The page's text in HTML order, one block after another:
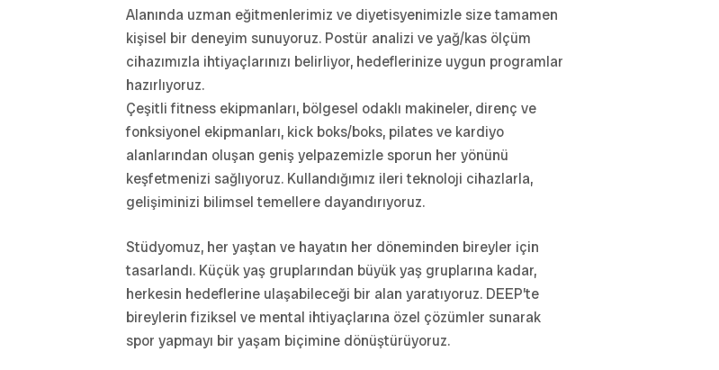
Alanında uzman eğitmenlerimiz ve diyetisyenimizle size tamamen
kişisel bir deneyim sunuyoruz. Postür analizi ve yağ/kas ölçüm
cihazımızla ihtiyaçlarınızı belirliyor, hedeflerinize uygun programlar
hazırlıyoruz.
Çeşitli fitness ekipmanları, bölgesel odaklı makineler, direnç ve
fonksiyonel ekipmanları, kick boks/boks, pilates ve kardiyo
alanlarından oluşan geniş yelpazemizle sporun her yönünü
keşfetmenizi sağlıyoruz. Kullandığımız ileri teknoloji cihazlarla,
gelişiminizi bilimsel temellere dayandırıyoruz.
Stüdyomuz, her yaştan ve hayatın her döneminden bireyler için
tasarlandı. Küçük yaş gruplarından büyük yaş gruplarına kadar,
herkesin hedeflerine ulaşabileceği bir alan yaratıyoruz. DEEP’te
bireylerin fiziksel ve mental ihtiyaçlarına özel çözümler sunarak
spor yapmayı bir yaşam biçimine dönüştürüyoruz.